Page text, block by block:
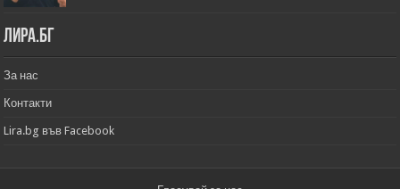
Лира.бг
За нас
Контакти
Lira.bg във Facebook